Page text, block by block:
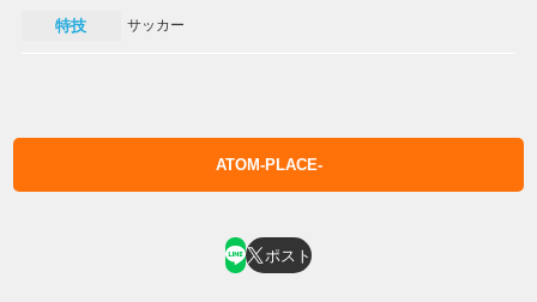
特技 サッカー
ATOM-PLACE-
ポスト